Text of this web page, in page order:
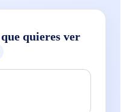
quieres ver